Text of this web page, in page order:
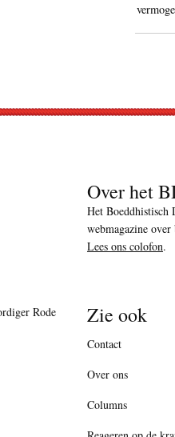
Rode
Over het
Het Boeddhistisch
webmagazine over
Lees ons colofon.
Zie ook
Contact
Over ons
Columns